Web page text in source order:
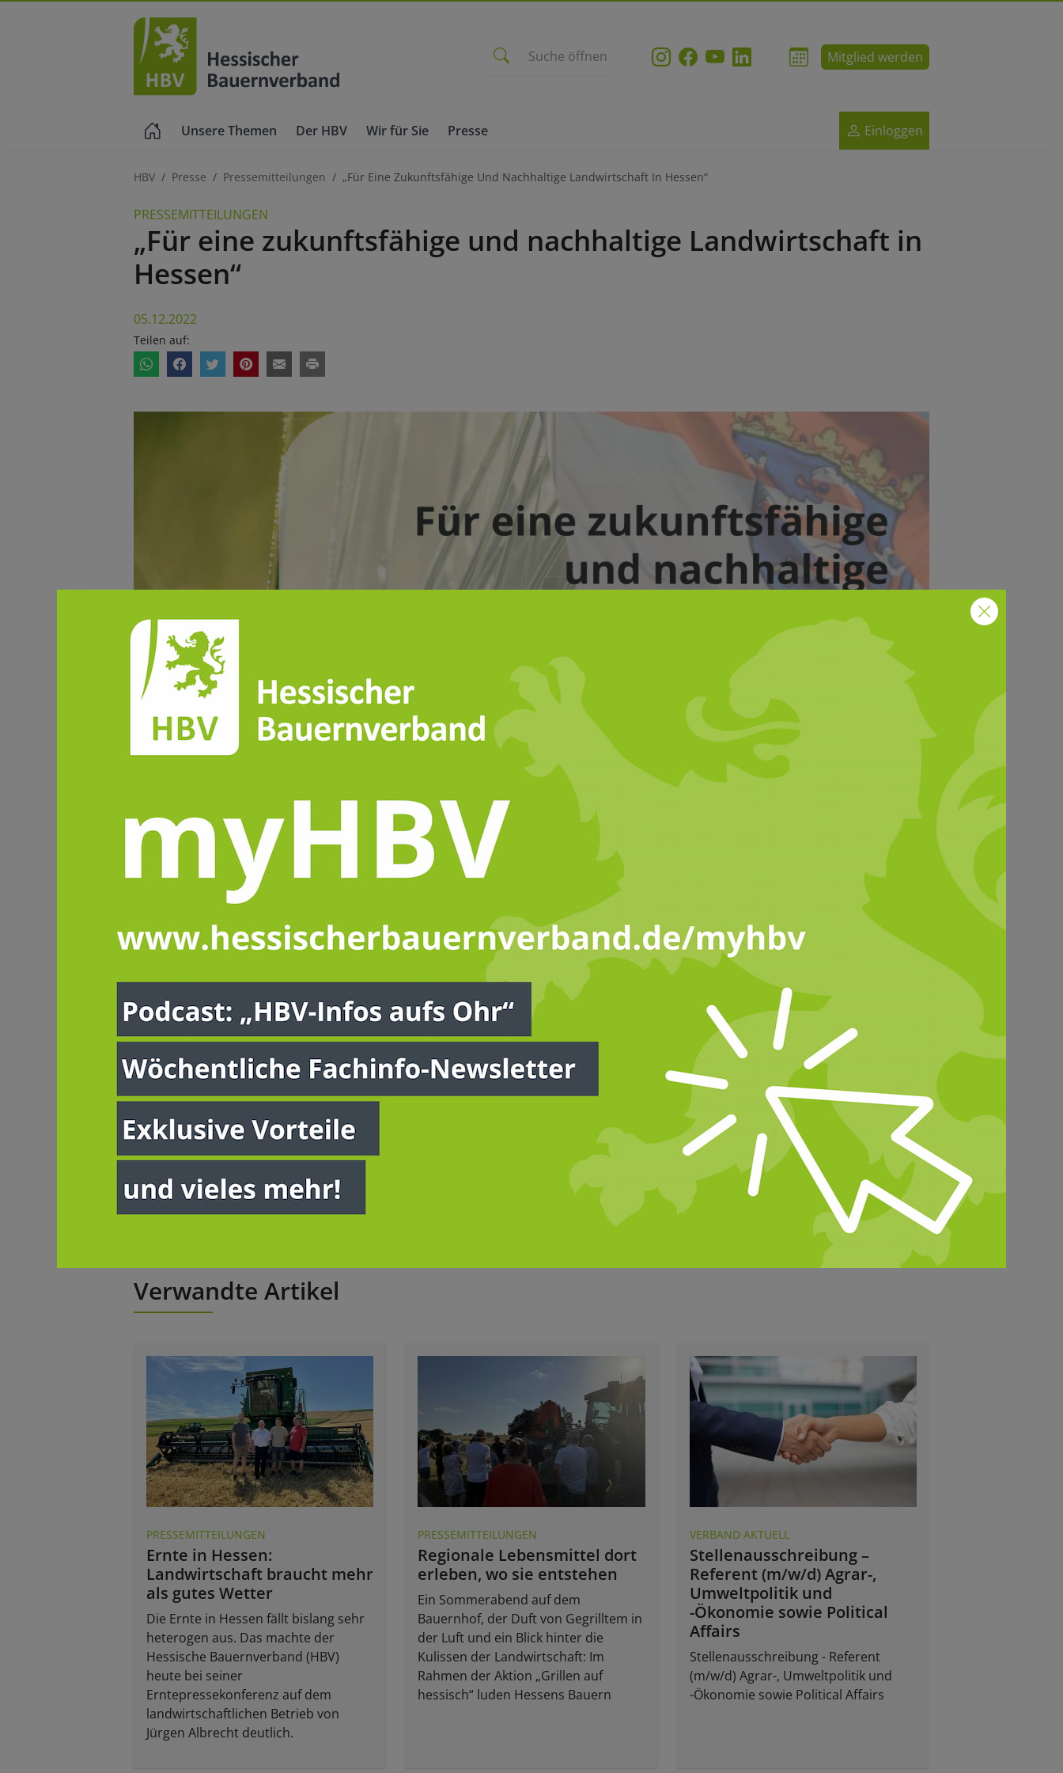
Suche öffnen Mitglied werden
Einloggen
Unsere Themen Der HBV Wir für Sie Presse
HBV Presse Pressemitteilungen „Für Eine Zukunftsfähige Und Nachhaltige Landwirtschaft In Hessen“
PRESSEMITTEILUNGEN
„Für eine zukunftsfähige und nachhaltige Landwirtschaft in
Hessen“
05.12.2022
Teilen auf:
Bauernverband formuliert seine Erwartungen
an die Politik nach der Landtagswahl 2023
„In insgesamt zehn Themenfeldern positionieren wir uns schon frühzeitig, damit die Parteien unsere Erwartungen in ihren
Wahlprogrammen berücksichtigen können“, sagt Karsten Schmal, Präsident des Hessischen Bauernverbandes.
„Hessen ist ein wichtiger Wirtschaftsstandort im Herzen Deutschlands und in der Mitte Europas. In der landwirtschaftlichen
Produktion arbeiten wir mit dem Selbstverständnis Natur und Landschaft so zu schützen, zu pflegen und zu entwickeln, dass die
Leistungsfähigkeit des Naturhaushalts, die Nutzungsfähigkeit der Naturgüter und die natürlichen Produktionsgrundlagen gesichert
sind. Diese sind die Basis der wirtschaftlichen und sozialen Sicherung der Menschen und ihrer Arbeitsplätze in der Land- und
Forstwirtschaft und im ländlichen Raum“, so Schmal weiter.
Der Fokus im HBV-Forderungskatalog liegt auf den ThemenLandwirtschaft & Umwelt Tierhaltung & Tierwohl ,Ackerbau & Pflanzen
Agrarpolitik, Förderung & Parlamente,Aus- und Weiterbildung,Recht, Steuern & Soziales Ländlicher Raum und Handel.
Der HBV-Präsident betont: „Wir sind bereit eine zukunftsfähige und nachhaltige Landwirtschaft in Hessen zu gestalten. Aber man
muss uns auch lassen! Dafür brauchen wir eine Politik mit Maß und Ziel, unternehmerische Freiräume, verlässliche
Rahmenbedingungen und Zukunftsperspektiven. Auf der Grundlage unseres Forderungskataloges stehen wir den Politikerinnen und
Politikern gerne für Gespräche im Vorfeld der Wahl zur Verfügung.“
Der gesamte Forderungskatalog kannhier
Parlamente & Wahlen Verband & Gremien
Verwandte Artikel
PRESSEMITTEILUNGEN
Ernte in Hessen:
Landwirtschaft braucht mehr
als gutes Wetter
Die Ernte in Hessen fällt bislang sehr
heterogen aus. Das machte der
Hessische Bauernverband (HBV)
heute bei seiner
Erntepressekonferenz auf dem
landwirtschaftlichen Betrieb von
Jürgen Albrecht deutlich.
PRESSEMITTEILUNGEN
Regionale Lebensmittel dort
erleben, wo sie entstehen
Ein Sommerabend auf dem
Bauernhof, der Duft von Gegrilltem in
der Luft und ein Blick hinter die
Kulissen der Landwirtschaft: Im
Rahmen der Aktion „Grillen auf
hessisch“ luden Hessens Bauern
VERBAND AKTUELL
Stellenausschreibung –
Referent (m/w/d) Agrar-,
Umweltpolitik und
-Ökonomie sowie Political
Affairs
Stellenausschreibung - Referent
(m/w/d) Agrar-, Umweltpolitik und
-Ökonomie sowie Political Affairs